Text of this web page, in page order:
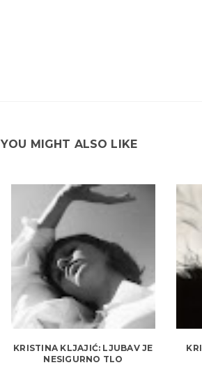
YOU MIGHT ALSO LIKE
KRISTINA KLJAJIĆ: LJUBAV JE
NESIGURNO TLO